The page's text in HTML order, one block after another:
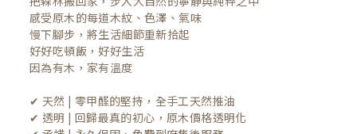
感受原木的每道木紋、色澤、氣味
慢下腳步，將生活細節重新拾起
好好吃頓飯，好好生活
因為有木，家有溫度
✔ 天然 | 零甲醛的堅持，全手工天然推油
✔ 透明 | 回歸最真的初心，原木價格透明化